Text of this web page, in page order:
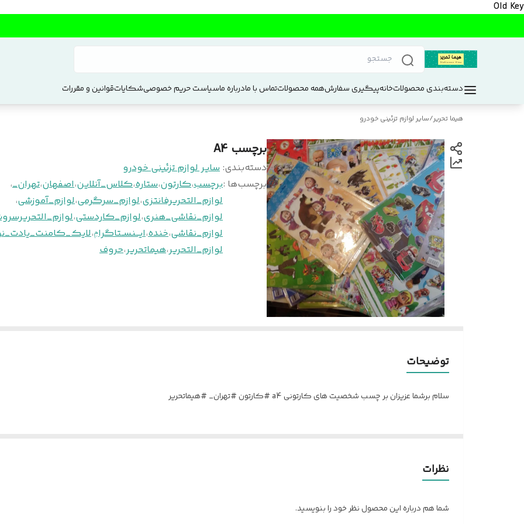
Old Key
دسته‌بندی محصولاتخانهپیگیری سفارشهمه محصولاتتماس با مادرباره ماسیاست حریم خصوصیشکایاتقوانین و مقررات
هیما تحریر/سایر لوازم تزئینی خودرو
برچسب A4
دسته‌بندی: سایر لوازم تزئینی خودرو
برچسب‌ها :برچسب،کارتون،ستاره،کلاس_آنلاین،اصفهان،تهران_،
لوازم_التحریرفانتزی،لوازم_سرگرمی،لوازم_آموزشی،
لوازم_نقاشی_هنری،لوازم_کاردستی،
لوازم_نقاشی،خنده،ایـــنســتاگراݦ،
لوازم_التحریر،هیماتحریر،حروف
توضیحات
سلام برشما عزیزان بر چسب شخصیت های کارتونی a4 #کارتون #تهران_ #هیماتحریر
نظرات
شما هم درباره این محصول نظر خود را بنویسید.